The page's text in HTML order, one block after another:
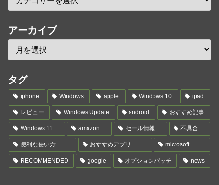
アーカイブ
タグ
iphone Windows apple Windows 10 ipad
レビュー Windows Update android おすすめ記事
Windows 11 amazon セール情報 不具合
便利な使い方 おすすめアプリ microsoft
RECOMMENDED google オプションパッチ news